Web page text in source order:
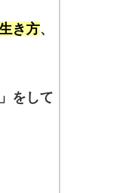
き方、
」をして